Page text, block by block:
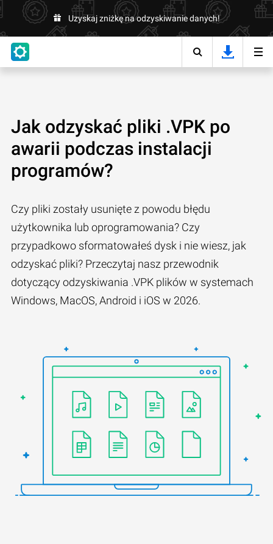
Uzyskaj zniżkę na odzyskiwanie danych!
Jak odzyskać pliki .VPK po
awarii podczas instalacji
programów?
Czy pliki zostały usunięte z powodu błędu
użytkownika lub oprogramowania? Czy
przypadkowo sformatowałeś dysk i nie wiesz, jak
odzyskać pliki? Przeczytaj nasz przewodnik
dotyczący odzyskiwania .VPK plików w systemach
Windows, MacOS, Android i iOS w 2026.